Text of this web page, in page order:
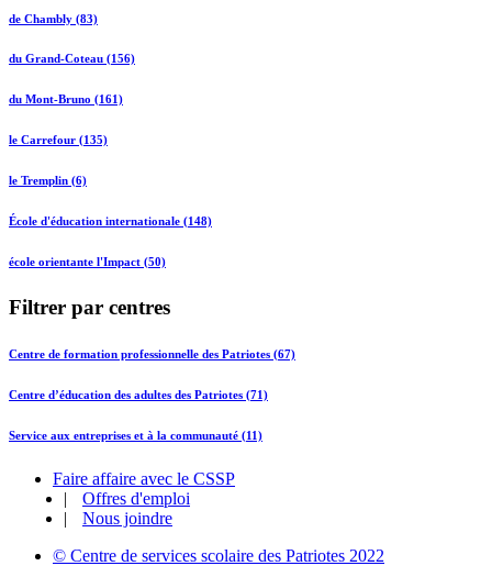
de Chambly (83)
du Grand-Coteau (156)
du Mont-Bruno (161)
le Carrefour (135)
le Tremplin (6)
École d'éducation internationale (148)
école orientante l'Impact (50)
Filtrer par centres
Centre de formation professionnelle des Patriotes (67)
Centre d’éducation des adultes des Patriotes (71)
Service aux entreprises et à la communauté (11)
Faire affaire avec le CSSP
|
Offres d'emploi
|
Nous joindre
© Centre de services scolaire des Patriotes 2022